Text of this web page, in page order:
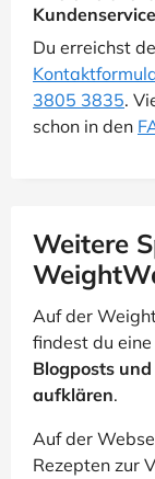
Du erreichst
3805 3835.
schon in den
Weitere
Auf der
findest du
Blogposts
aufklären.
Auf der
Rezepten zur